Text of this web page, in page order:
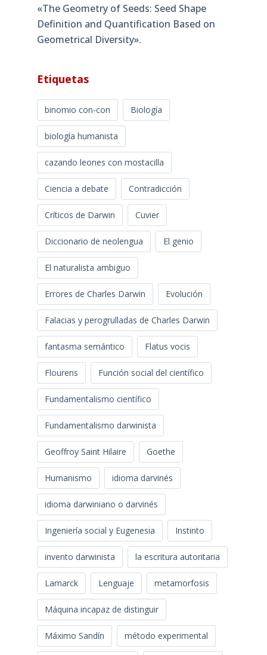
«The Geometry of Seeds: Seed Shape
Definition and Quantification Based on
Geometrical Diversity»​.
Etiquetas
binomio con-con Biología
biología humanista
cazando leones con mostacilla
Ciencia a debate Contradicción
Críticos de Darwin Cuvier
Diccionario de neolengua El genio
El naturalista ambiguo
Errores de Charles Darwin Evolución
Falacias y perogrulladas de Charles Darwin
fantasma semántico Flatus vocis
Flourens Función social del científico
Fundamentalismo científico
Fundamentalismo darwinista
Geoffroy Saint Hilaire Goethe
Humanismo idioma darvinés
idioma darwiniano o darvinés
Ingeniería social y Eugenesia Instinto
invento darwinista la escritura autoritaria
Lamarck Lenguaje metamorfosis
Máquina incapaz de distinguir
Máximo Sandín método experimental